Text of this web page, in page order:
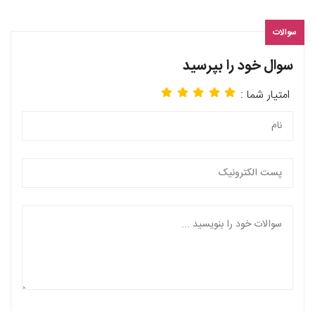
سوالات
سوال خود را بپرسید
امتیار شما :